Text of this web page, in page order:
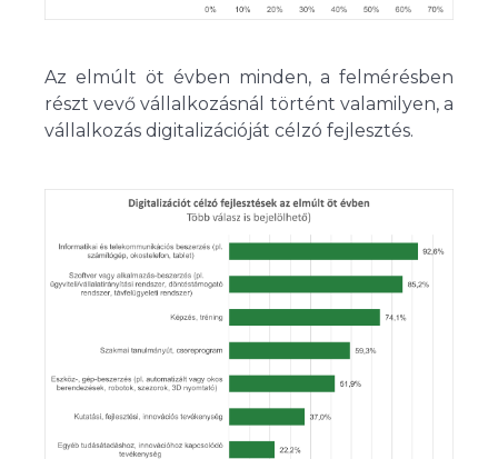
Az elmúlt öt évben minden, a felmérésben
részt vevő vállalkozásnál történt valamilyen, a
vállalkozás digitalizációját célzó fejlesztés.